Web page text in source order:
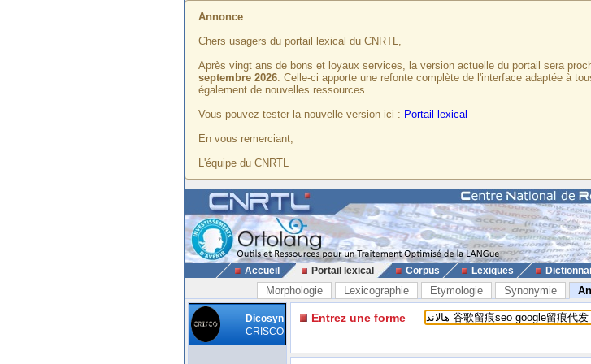
Annonce
Chers usagers du portail lexical du CNRTL,
Après vingt ans de bons et loyaux services, la version actuelle du portail sera
septembre 2026. Celle-ci apporte une refonte complète de l'interface adaptée à
également de nouvelles ressources.
Vous pouvez tester la nouvelle version ici : Portail lexical
En vous remerciant,
L'équipe du CNRTL
Accueil Portail lexical Corpus Lexiques
Morphologie Lexicographie Etymologie Synonymie
Dicosyn
CRISCO
Entrez une forme